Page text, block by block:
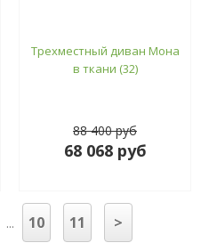
Трехместный диван Мона
в ткани (32)
88 400 руб
68 068 руб
... 10 11 >